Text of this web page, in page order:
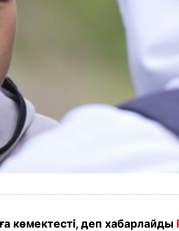
көмектесті, деп хабарлайды